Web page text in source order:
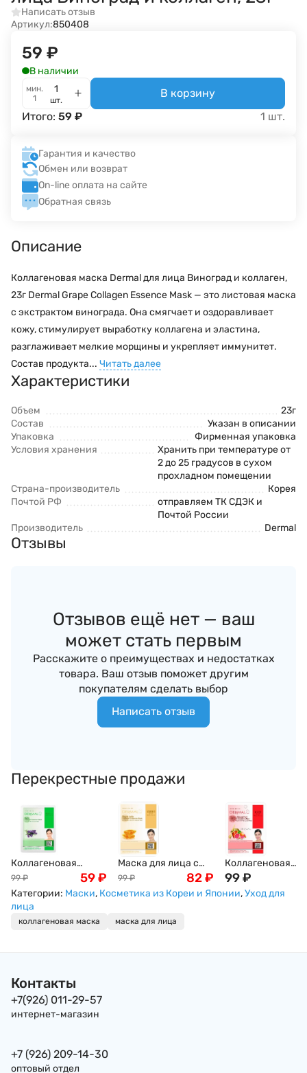
Написать отзыв
Артикул:850408
59 ₽
В наличии
мин.
1
шт.
В корзину
Итого: 59 ₽ 1 шт.
Гарантия и качество
Обмен или возврат
On-line оплата на сайте
Обратная связь
Описание
Коллагеновая маска Dermal для лица Виноград и коллаген,
23г Dermal Grape Collagen Essence Mask — это листовая маска
с экстрактом винограда. Она смягчает и оздоравливает
кожу, стимулирует выработку коллагена и эластина,
разглаживает мелкие морщины и укрепляет иммунитет.
Состав продукта... Читать далее
Характеристики
Объем
23г
Состав
Указан в описании
Упаковка
Фирменная упаковка
Условия хранения
Хранить при температуре от
2 до 25 градусов в сухом
прохладном помещении
Страна-производитель
Корея
Почтой РФ
отправляем ТК СДЭК и
Почтой России
Производитель
Dermal
Отзывы
Отзывов ещё нет — ваш
может стать первым
Расскажите о преимуществах и недостатках
товара. Ваш отзыв поможет другим
покупателям сделать выбор
Написать отзыв
Перекрестные продажи
Коллагеновая
маска Dermal с
экстрактом
лечебных трав,
99 ₽ 59₽
Маска для лица с
коллагеном и
пчелиным
Jelly Collagen
99 ₽ 82₽
Коллагеновая
маска Honey
Grapefruit
99₽
Категории: Маски, Косметика из Кореи и Японии,Уход для
лица
коллагеновая маска маска для лица
Контакты
+7(926) 011-29-57
интернет-магазин
+7 (926) 209-14-30
оптовый отдел